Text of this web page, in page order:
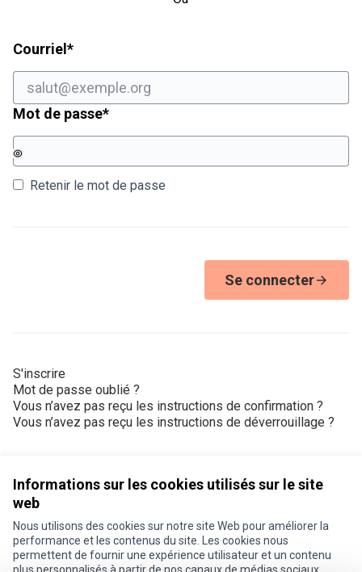
Informations sur les cookies utilisés sur le site
web
Nous utilisons des cookies sur notre site Web pour améliorer la
performance et les contenus du site. Les cookies nous
permettent de fournir une expérience utilisateur et un contenu
Courriel *Champ obligatoire
Mot de passe*Champ obligatoire
Retenir le mot de passe
Se connecter
S'inscrire
Mot de passe oublié ?
Vous n’avez pas reçu les instructions de confirmation ?
Vous n’avez pas reçu les instructions de déverrouillage ?
Conditions d'utilisation
Paramètres des cookies
Je participe ! sur X
Je participe ! sur Facebook
Je participe ! sur Instagram